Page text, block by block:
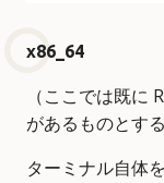
x86_64
（ここでは既に
があるものとする
ターミナル自体